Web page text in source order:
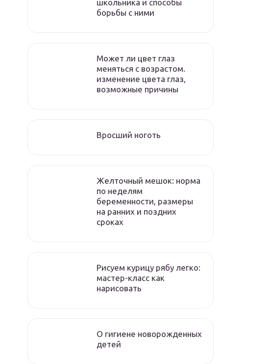
школьника и способы
борьбы с ними
Может ли цвет глаз
меняться с возрастом.
изменение цвета глаз,
возможные причины
Вросший ноготь
Желточный мешок: норма
по неделям
беременности, размеры
на ранних и поздних
сроках
Рисуем курицу рябу легко:
мастер-класс как
нарисовать
О гигиене новорожденных
детей